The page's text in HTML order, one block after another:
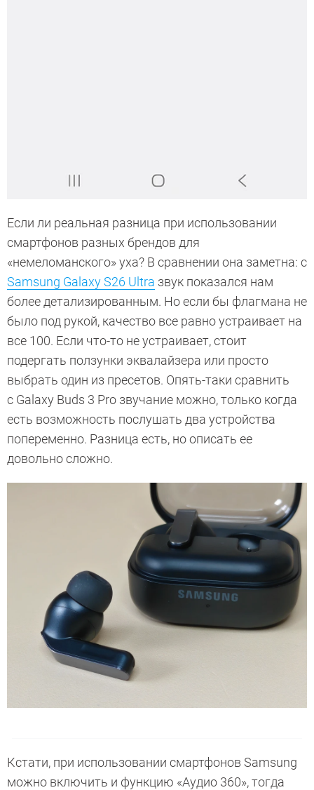
Если ли реальная разница при использовании
смартфонов разных брендов для
«немеломанского» уха? В сравнении она заметна: с
Samsung Galaxy S26 Ultra звук показался нам
более детализированным. Но если бы флагмана не
было под рукой, качество все равно устраивает на
все 100. Если что-то не устраивает, стоит
подергать ползунки эквалайзера или просто
выбрать один из пресетов. Опять-таки сравнить
с Galaxy Buds 3 Pro звучание можно, только когда
есть возможность послушать два устройства
попеременно. Разница есть, но описать ее
довольно сложно.
Кстати, при использовании смартфонов Samsung
можно включить и функцию «Аудио 360», тогда